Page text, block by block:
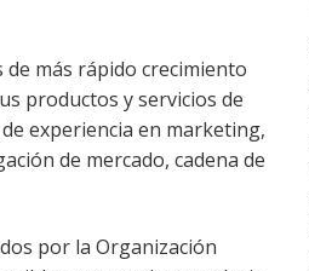
más rápido crecimiento
productos y servicios de
experiencia en marketing,
de mercado, cadena de
por la Organización